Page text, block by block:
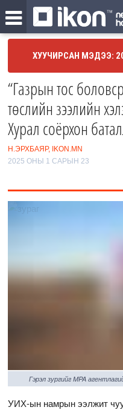
ХУУЧИРСАН МЭДЭЭ:
“Газрын тос
төслийн зээлийн
Хурал соёрхон
Н.ЭРХБАЯР, IKON.MN
2025 ОНЫ 1 САРЫН 23
Гэрэл зургийг MPA
УИХ-ын намрын ээлжит